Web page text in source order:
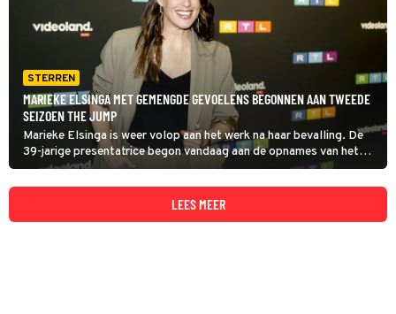
STERREN
MARIEKE ELSINGA MET GEMENGDE GEVOELENS BEGONNEN AAN TWEEDE
SEIZOEN THE JUMP
Marieke Elsinga is weer volop aan het werk na haar bevalling. De
39-jarige presentatrice begon vandaag aan de opnames van het
tweede seizoen van The jump en dat voelde toch als een sprong in
het diepe.
LEES MEER